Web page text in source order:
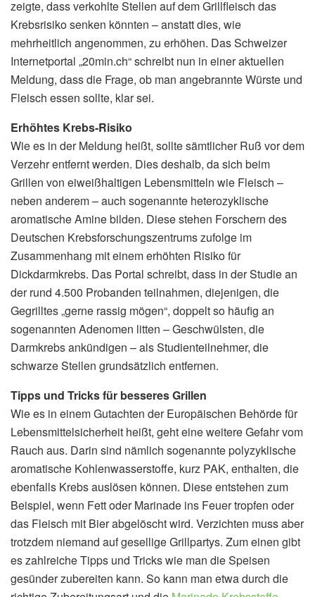
zeigte, dass verkohlte Stellen auf dem Grillfleisch das
Krebsrisiko senken könnten – anstatt dies, wie
mehrheitlich angenommen, zu erhöhen. Das Schweizer
Internetportal „20min.ch“ schreibt nun in einer aktuellen
Meldung, dass die Frage, ob man angebrannte Würste und
Fleisch essen sollte, klar sei.
Erhöhtes Krebs-Risiko
Wie es in der Meldung heißt, sollte sämtlicher Ruß vor dem
Verzehr entfernt werden. Dies deshalb, da sich beim
Grillen von eiweißhaltigen Lebensmitteln wie Fleisch –
neben anderem – auch sogenannte heterozyklische
aromatische Amine bilden. Diese stehen Forschern des
Deutschen Krebsforschungszentrums zufolge im
Zusammenhang mit einem erhöhten Risiko für
Dickdarmkrebs. Das Portal schreibt, dass in der Studie an
der rund 4.500 Probanden teilnahmen, diejenigen, die
Gegrilltes „gerne rassig mögen“, doppelt so häufig an
sogenannten Adenomen litten – Geschwülsten, die
Darmkrebs ankündigen – als Studienteilnehmer, die
schwarze Stellen grundsätzlich entfernen.
Tipps und Tricks für besseres Grillen
Wie es in einem Gutachten der Europäischen Behörde für
Lebensmittelsicherheit heißt, geht eine weitere Gefahr vom
Rauch aus. Darin sind nämlich sogenannte polyzyklische
aromatische Kohlenwasserstoffe, kurz PAK, enthalten, die
ebenfalls Krebs auslösen können. Diese entstehen zum
Beispiel, wenn Fett oder Marinade ins Feuer tropfen oder
das Fleisch mit Bier abgelöscht wird. Verzichten muss aber
trotzdem niemand auf gesellige Grillpartys. Zum einen gibt
es zahlreiche Tipps und Tricks wie man die Speisen
gesünder zubereiten kann. So kann man etwa durch die